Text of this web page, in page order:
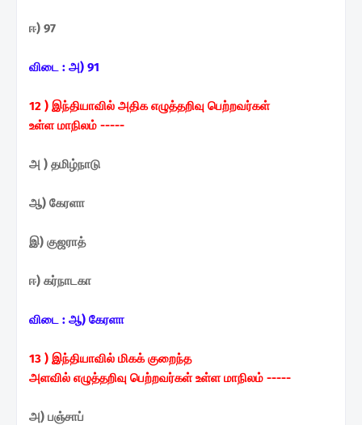
ஈ) 97
விடை : அ) 91
12 ) இந்தியாவில் அதிகஎழுத்தறிவு பெற்றவர்கள்
உள்ளமாநிலம் -----
அ ) தமிழ்நாடு
ஆ) கேரளா
இ) குஜராத்
ஈ) கர்நாடகா
விடை : ஆ) கேரளா
13 ) இந்தியாவில் மிகக் குறைந்த
அளவில் எழுத்தறிவு பெற்றவர்கள் உள்ள மாநிலம் -----
அ) பஞ்சாப்